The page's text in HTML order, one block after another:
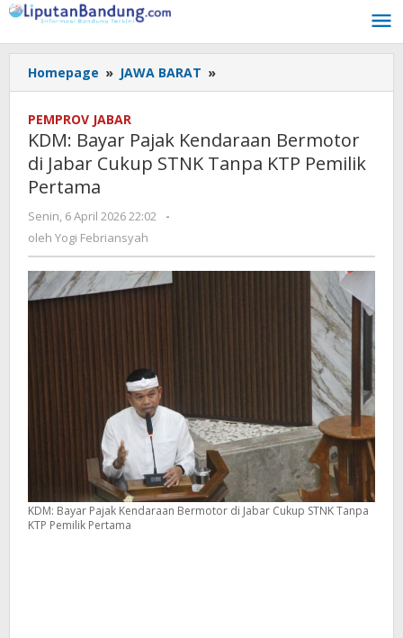
Lewati
konten
Homepage » JAWA BARAT »
Bayar
Kendaraan
Bermotor
di
KTP
PEMPROV JABAR
KDM: Bayar Pajak Kendaraan Bermotor
di Jabar Cukup STNK Tanpa KTP Pemilik
Pertama
Senin, 6 April 2026 22:02
oleh
-
oleh Yogi Febriansyah
KDM: Bayar Pajak Kendaraan Bermotor di Jabar Cukup STNK Tanpa
KTP Pemilik Pertama